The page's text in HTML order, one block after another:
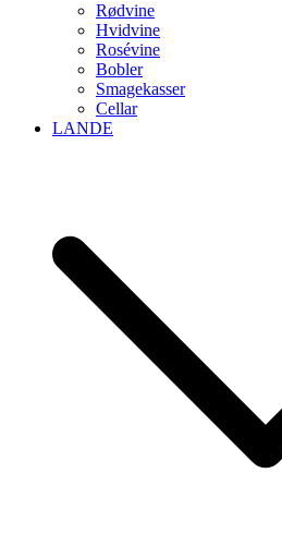
Rødvine
Hvidvine
Rosévine
Bobler
Smagekasser
Cellar
LANDE